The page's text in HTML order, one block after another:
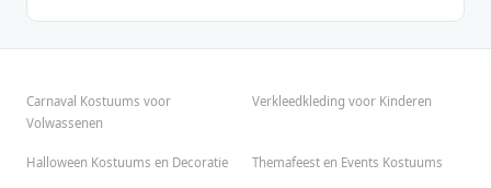
Carnaval Kostuums voor
Volwassenen
Verkleedkleding voor Kinderen
Halloween Kostuums en Decoratie Themafeest en Events Kostuums